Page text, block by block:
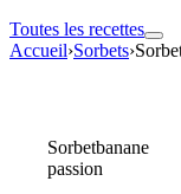
Toutes les recettes
Accueil›Sorbets›
Sorbetbanane
passion